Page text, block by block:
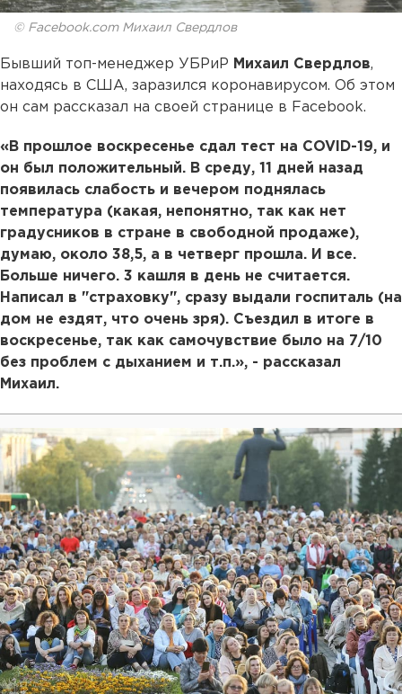
© Facebook.com Михаил Свердлов
Бывший топ-менеджер УБРиР Михаил Свердлов,
находясь в США, заразился коронавирусом. Об этом
он сам рассказал на своей странице в Facebook.
«В прошлое воскресенье сдал тест на COVID-19, и
он был положительный. В среду, 11 дней назад
появилась слабость и вечером поднялась
температура (какая, непонятно, так как нет
градусников в стране в свободной продаже),
думаю, около 38,5, а в четверг прошла. И все.
Больше ничего. 3 кашля в день не считается.
Написал в "страховку", сразу выдали госпиталь (на
дом не ездят, что очень зря). Съездил в итоге в
воскресенье, так как самочувствие было на 7/10
без проблем с дыханием и т.п.», - рассказал
Михаил.